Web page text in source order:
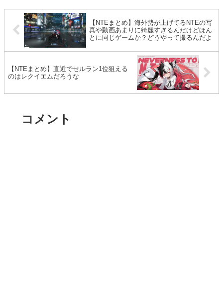
【NTEまとめ】海外勢が上げてるNTEの写
真や動画あまりに綺麗すぎるんだけどほん
とに同じゲームか？どうやって撮るんだよ
【NTEまとめ】直近でセルラン1位狙える
のはレクイエムだろうな
コメント